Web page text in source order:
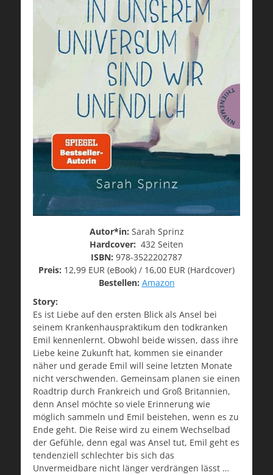
Autor*in: Sarah Sprinz
Hardcover: 432 Seiten
ISBN: 978-3522202787
Preis: 12,99 EUR (eBook) / 16,00 EUR (Hardcover)
Bestellen: Amazon
Story:
Es ist Liebe auf den ersten Blick als Ansel bei
seinem Krankenhauspraktikum den todkranken
Emil kennenlernt. Obwohl beide wissen, dass ihre
Liebe keine Zukunft hat, kommen sie einander
näher und gerade Emil will seine letzten Monate
nicht verschwenden. Gemeinsam planen sie einen
Roadtrip durch Frankreich und Groß Britannien,
denn Ansel möchte so viele Erinnerung wie
möglich sammeln und Emil beistehen, wenn es zu
Ende geht. Die Reise wird zu einem Wechselbad
der Gefühle, denn egal was Ansel tut, Emil geht es
tendenziell schlechter bis sich das
Unvermeidbare nicht länger verdrängen lässt …